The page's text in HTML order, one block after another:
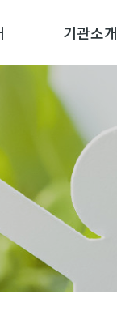
기관소개